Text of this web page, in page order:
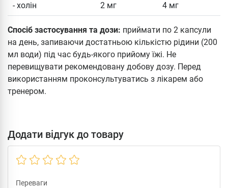
- холін 2 мг 4 мг
Спосіб застосування та дози: приймати по 2 капсули
на день, запиваючи достатньою кількістю рідини (200
мл води) під час будь-якого прийому їжі. Не
перевищувати рекомендовану добову дозу. Перед
використанням проконсультуватись з лікарем або
тренером.
Додати відгук до товару
Переваги